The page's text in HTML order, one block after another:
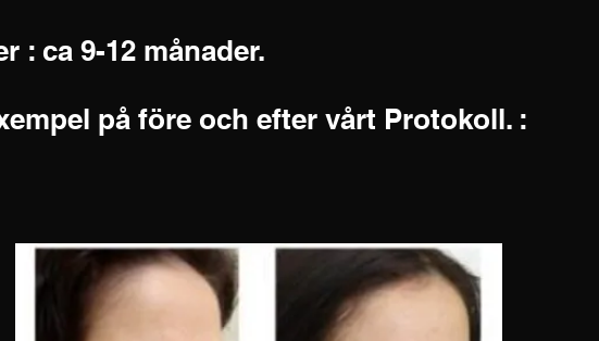
: ca 9-12 månader.
på före och efter vårt Protokoll. :